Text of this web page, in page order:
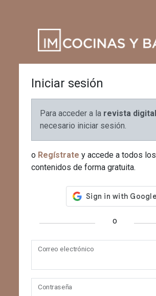
Iniciar sesión
Para acceder a la revista digital
necesario iniciar sesión.
o Regístrate y accede a todos los
contenidos de forma gratuita.
o
Correo electrónico
Contraseña